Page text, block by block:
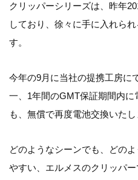
クリッパーシリーズは、昨年
しており、徐々に手に入れら
す。
今年の9月に当社の提携工房に
一、1年間のGMT保証期間内
も、無償で再度電池交換いたし
どのようなシーンでも、どの
やすい、エルメスのクリッパ